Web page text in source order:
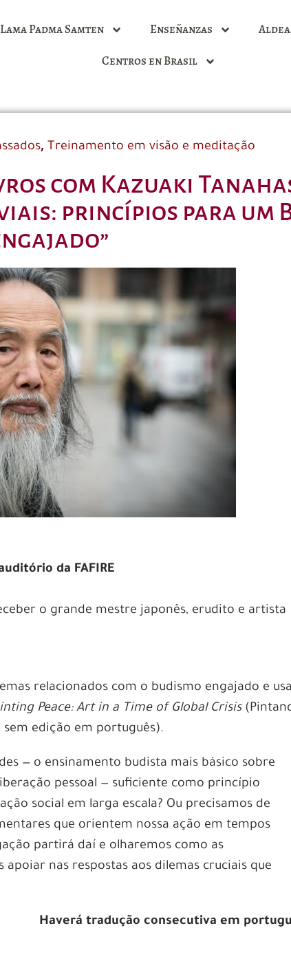
Lama Padma Samten Enseñanzas
Centros en Brasil
,Treinamento em visão e meditação
com Kazuaki
princípios para um
da FAFIRE
o grande mestre japonês, erudito e artista
relacionados com o budismo engajado e
Peace: Art in a Time of Global Crisis
sem edição em português).
— o ensinamento budista mais básico sobre
pessoal — suficiente como princípio
social em larga escala? Ou precisamos de
que orientem nossa ação em tempos
partirá daí e olharemos como as
nas respostas aos dilemas cruciais que
Haverá tradução consecutiva em